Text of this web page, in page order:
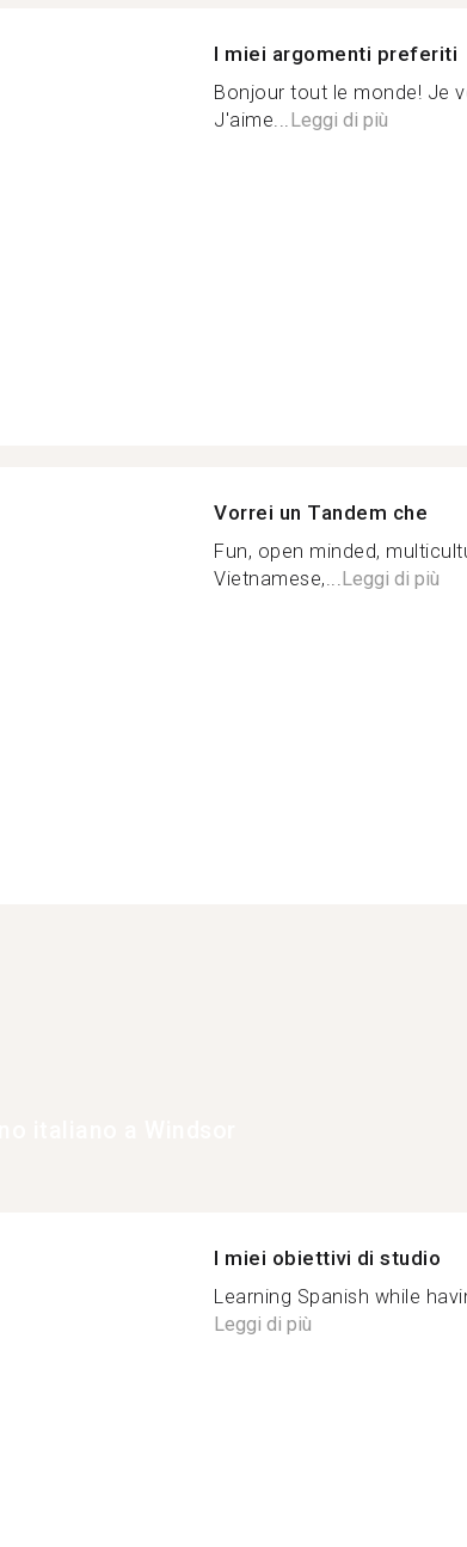
I miei argomenti preferiti
Bonjour tout le monde! Je
J'aime...Leggi di più
Vorrei un Tandem che
Fun, open minded,
Vietnamese,...Leggi di più
I miei obiettivi di studio
Learning Spanish while
Leggi di più